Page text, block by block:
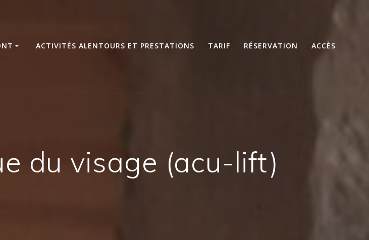
ACTIVITÉS ALENTOURS ET PRESTATIONS TARIF RÉSERVATION ACCÈS
du visage (acu-lift)